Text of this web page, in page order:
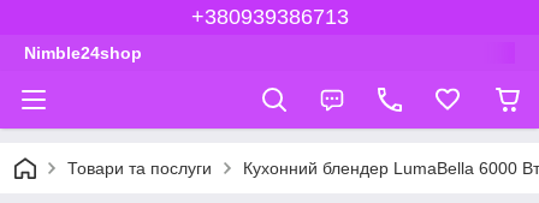
+380939386713
Nimble24shop
Товари та послуги Кухонний блендер LumaBella 6000